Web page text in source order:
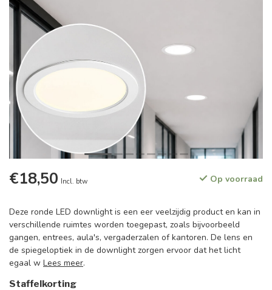
€18,50 Incl. btw Op voorraad
Deze ronde LED downlight is een eer veelzijdig product en kan in
verschillende ruimtes worden toegepast, zoals bijvoorbeeld
gangen, entrees, aula's, vergaderzalen of kantoren. De lens en
de spiegeloptiek in de downlight zorgen ervoor dat het licht
egaal w Lees meer.
Staffelkorting